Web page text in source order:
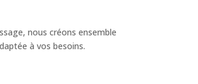
nous créons ensemble
à vos besoins.